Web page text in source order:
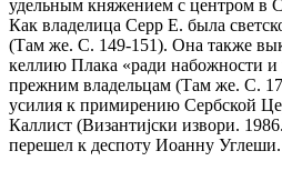
удельным княжением с центром в
Как владелица Серр Е. была
(Там же. С. 149-151). Она также
келлию Плака «ради набожности и
прежним владельцам (Там же. С.
усилия к примирению Сербской
Каллист (Византиjски извори.
перешел к деспоту Иоанну Углеши.